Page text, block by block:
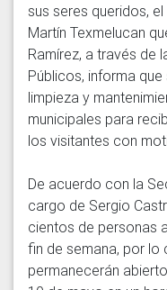
sus seres queridos,
Martín Texmelucan
Ramírez, a través de
Públicos, informa
limpieza y
municipales para
los visitantes con
De acuerdo con la
cargo de Sergio
cientos de personas
fin de semana, por lo
permanecerán